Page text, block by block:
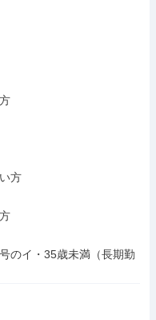
方
のイ・35歳未満（長期勤